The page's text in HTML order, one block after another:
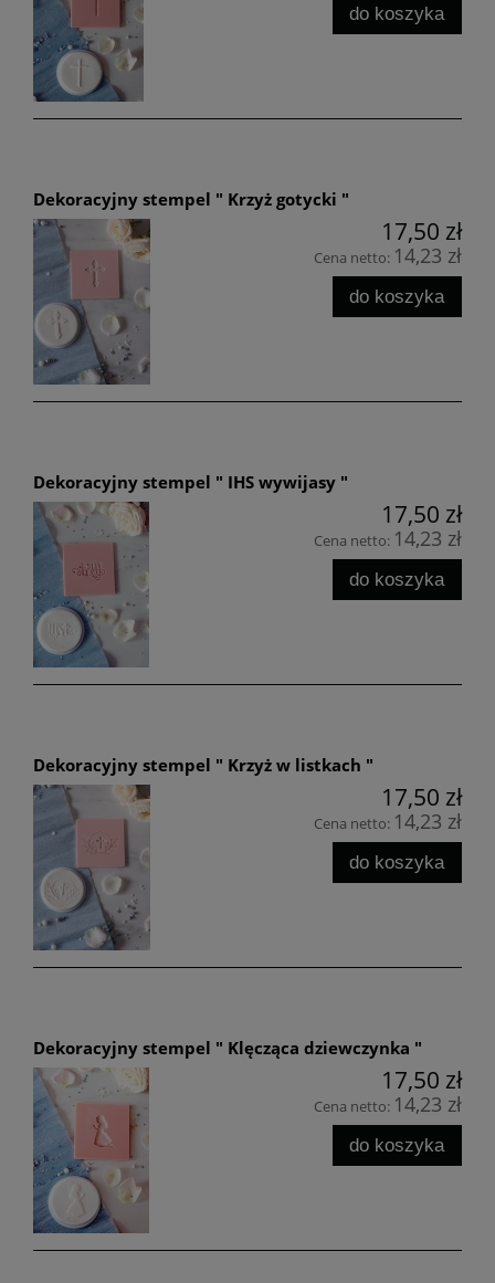
do koszyka
Dekoracyjny stempel " Krzyż gotycki "
17,50 zł
Cena netto: 14,23 zł
do koszyka
Dekoracyjny stempel " IHS wywijasy "
17,50 zł
Cena netto: 14,23 zł
do koszyka
Dekoracyjny stempel " Krzyż w listkach "
17,50 zł
Cena netto: 14,23 zł
do koszyka
Dekoracyjny stempel " Klęcząca dziewczynka "
17,50 zł
Cena netto: 14,23 zł
do koszyka